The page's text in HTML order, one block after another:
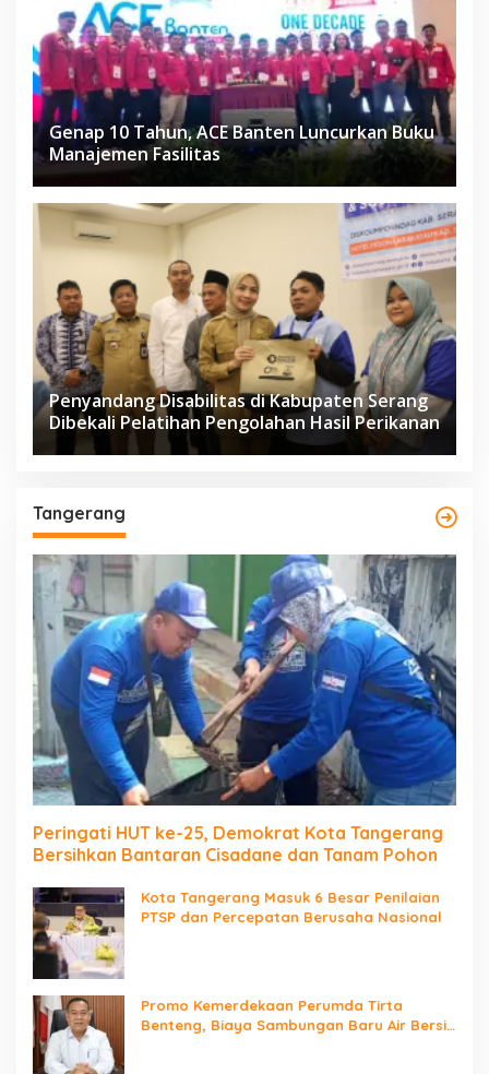
Genap 10 Tahun, ACE Banten Luncurkan Buku
Manajemen Fasilitas
Penyandang Disabilitas di Kabupaten Serang
Dibekali Pelatihan Pengolahan Hasil Perikanan
Tangerang
Peringati HUT ke-25, Demokrat Kota Tangerang
Bersihkan Bantaran Cisadane dan Tanam Pohon
Kota Tangerang Masuk 6 Besar Penilaian
PTSP dan Percepatan Berusaha Nasional
Promo Kemerdekaan Perumda Tirta
Benteng, Biaya Sambungan Baru Air Bersih